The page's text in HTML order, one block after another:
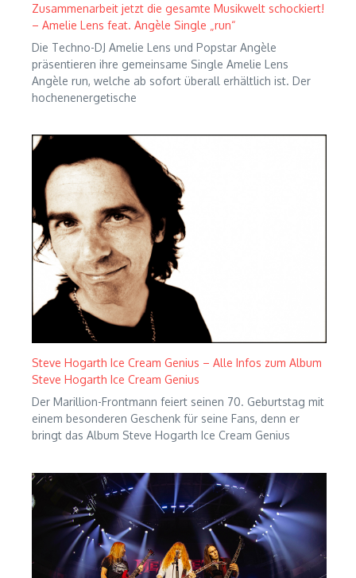
Zusammenarbeit jetzt die gesamte Musikwelt schockiert!
– Amelie Lens feat. Angèle Single „run“
Die Techno-DJ Amelie Lens und Popstar Angèle
präsentieren ihre gemeinsame Single Amelie Lens
Angèle run, welche ab sofort überall erhältlich ist. Der
hochenenergetische
Steve Hogarth Ice Cream Genius – Alle Infos zum Album
Steve Hogarth Ice Cream Genius
Der Marillion-Frontmann feiert seinen 70. Geburtstag mit
einem besonderen Geschenk für seine Fans, denn er
bringt das Album Steve Hogarth Ice Cream Genius